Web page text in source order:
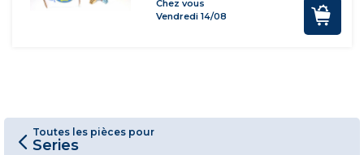
Chez vous
Vendredi 14/08
Toutes les pièces pour
Series